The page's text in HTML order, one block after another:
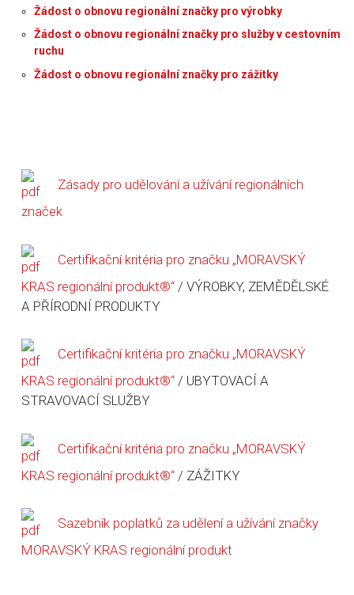
Žádost o obnovu regionální značky pro výrobky
Žádost o obnovu regionální značky pro služby v cestovním
ruchu
Žádost o obnovu regionální značky pro zážitky
Zásady pro udělování a užívání regionálních
značek
Certifikační kritéria pro značku „MORAVSKÝ
KRAS regionální produkt®“ / VÝROBKY, ZEMĚDĚLSKÉ
A PŘÍRODNÍ PRODUKTY
Certifikační kritéria pro značku „MORAVSKÝ
KRAS regionální produkt®“ / UBYTOVACÍ A
STRAVOVACÍ SLUŽBY
Certifikační kritéria pro značku „MORAVSKÝ
KRAS regionální produkt®“ / ZÁŽITKY
Sazebník poplatků za udělení a užívání značky
MORAVSKÝ KRAS regionální produkt